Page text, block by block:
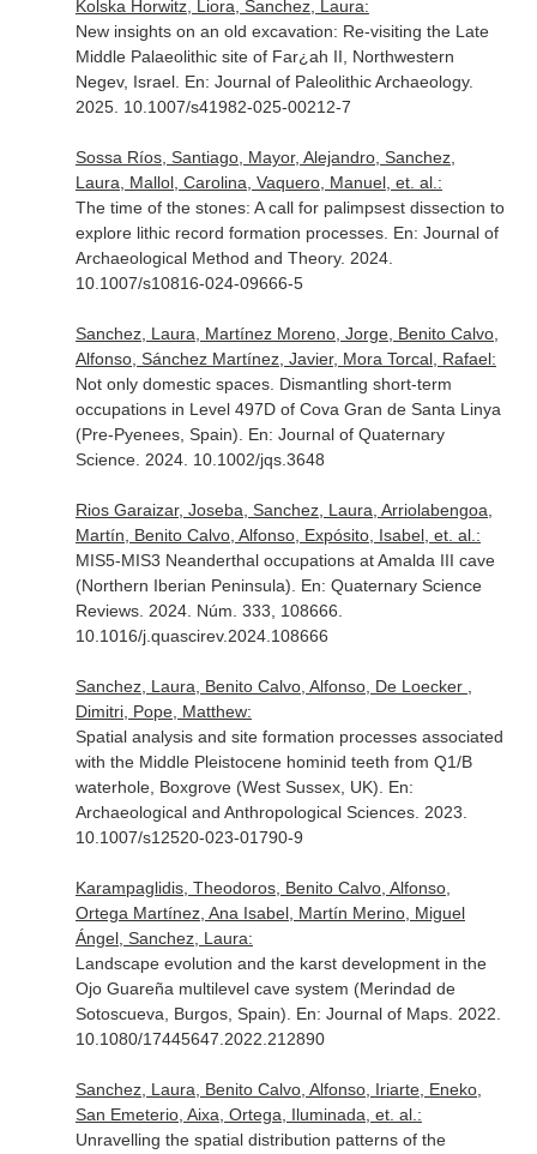
Kolska Horwitz, Liora, Sanchez, Laura:
New insights on an old excavation: Re-visiting the Late
Middle Palaeolithic site of Far¿ah II, Northwestern
Negev, Israel. En: Journal of Paleolithic Archaeology.
2025. 10.1007/s41982-025-00212-7
Sossa Ríos, Santiago, Mayor, Alejandro, Sanchez,
Laura, Mallol, Carolina, Vaquero, Manuel, et. al.:
The time of the stones: A call for palimpsest dissection to
explore lithic record formation processes. En: Journal of
Archaeological Method and Theory. 2024.
10.1007/s10816-024-09666-5
Sanchez, Laura, Martínez Moreno, Jorge, Benito Calvo,
Alfonso, Sánchez Martínez, Javier, Mora Torcal, Rafael:
Not only domestic spaces. Dismantling short-term
occupations in Level 497D of Cova Gran de Santa Linya
(Pre-Pyenees, Spain). En: Journal of Quaternary
Science. 2024. 10.1002/jqs.3648
Rios Garaizar, Joseba, Sanchez, Laura, Arriolabengoa,
Martín, Benito Calvo, Alfonso, Expósito, Isabel, et. al.:
MIS5-MIS3 Neanderthal occupations at Amalda III cave
(Northern Iberian Peninsula). En: Quaternary Science
Reviews. 2024. Núm. 333, 108666.
10.1016/j.quascirev.2024.108666
Sanchez, Laura, Benito Calvo, Alfonso, De Loecker ,
Dimitri, Pope, Matthew:
Spatial analysis and site formation processes associated
with the Middle Pleistocene hominid teeth from Q1/B
waterhole, Boxgrove (West Sussex, UK). En:
Archaeological and Anthropological Sciences. 2023.
10.1007/s12520-023-01790-9
Karampaglidis, Theodoros, Benito Calvo, Alfonso,
Ortega Martínez, Ana Isabel, Martín Merino, Miguel
Ángel, Sanchez, Laura:
Landscape evolution and the karst development in the
Ojo Guareña multilevel cave system (Merindad de
Sotoscueva, Burgos, Spain). En: Journal of Maps. 2022.
10.1080/17445647.2022.212890
Sanchez, Laura, Benito Calvo, Alfonso, Iriarte, Eneko,
San Emeterio, Aixa, Ortega, Iluminada, et. al.:
Unravelling the spatial distribution patterns of the